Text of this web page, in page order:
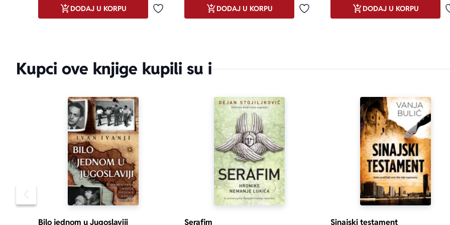
Dodaj u omiljene
DODAJ U KORPU Dodaj u omiljene
DODAJ U KORPU DODAJ U KORPU
Kupci ove knjige kupili su i
Pomeranje sadržaja slajdera u levo
Bilo jednom u Jugoslaviji Serafim Sinajski testament